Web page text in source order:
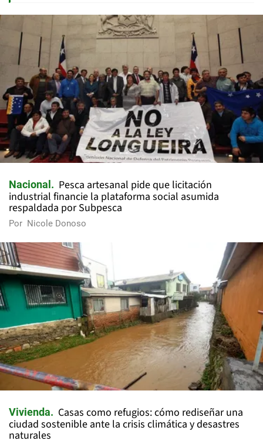
Nacional
Pesca artesanal pide que licitación
industrial financie la plataforma social asumida
respaldada por Subpesca
Por Nicole Donoso
Vivienda
Casas como refugios: cómo rediseñar una
ciudad sostenible ante la crisis climática y desastres
naturales